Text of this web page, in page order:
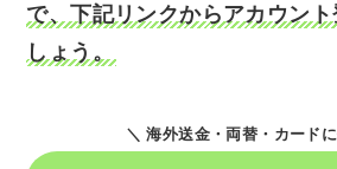
で、下記リンクからアカウント
しょう。
＼ 海外送金・両替・カード